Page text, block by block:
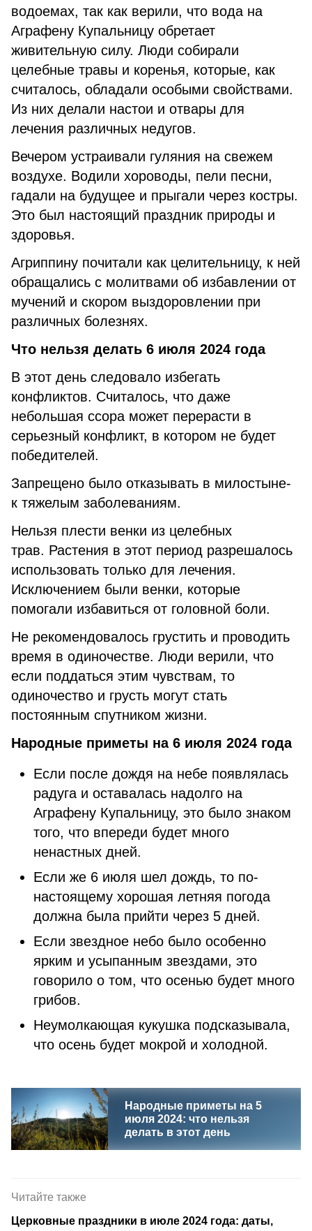
водоемах, так как верили, что вода на
Аграфену Купальницу обретает
живительную силу. Люди собирали
целебные травы и коренья, которые, как
считалось, обладали особыми свойствами.
Из них делали настои и отвары для
лечения различных недугов.
Вечером устраивали гуляния на свежем
воздухе. Водили хороводы, пели песни,
гадали на будущее и прыгали через костры.
Это был настоящий праздник природы и
здоровья.
Агриппину почитали как целительницу, к ней
обращались с молитвами об избавлении от
мучений и скором выздоровлении при
различных болезнях.
Что нельзя делать 6 июля 2024 года
В этот день следовало избегать
конфликтов. Считалось, что даже
небольшая ссора может перерасти в
серьезный конфликт, в котором не будет
победителей.
Запрещено было отказывать в милостыне-
к тяжелым заболеваниям.
Нельзя плести венки из целебных
трав. Растения в этот период разрешалось
использовать только для лечения.
Исключением были венки, которые
помогали избавиться от головной боли.
Не рекомендовалось грустить и проводить
время в одиночестве. Люди верили, что
если поддаться этим чувствам, то
одиночество и грусть могут стать
постоянным спутником жизни.
Народные приметы на 6 июля 2024 года
Если после дождя на небе появлялась
радуга и оставалась надолго на
Аграфену Купальницу, это было знаком
того, что впереди будет много
ненастных дней.
Если же 6 июля шел дождь, то по-
настоящему хорошая летняя погода
должна была прийти через 5 дней.
Если звездное небо было особенно
ярким и усыпанным звездами, это
говорило о том, что осенью будет много
грибов.
Неумолкающая кукушка подсказывала,
что осень будет мокрой и холодной.
Народные приметы на 5
июля 2024: что нельзя
делать в этот день
Читайте также
Церковные праздники в июле 2024 года: даты,